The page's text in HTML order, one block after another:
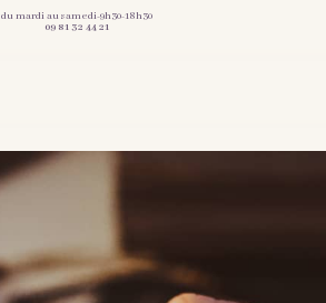
du mardi au samedi-9h30-18h30
09 81 32 44 21